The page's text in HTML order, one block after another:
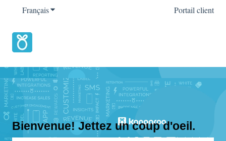
FrançaisAfficher le sous-menu pour les traductionsPortail client
Bienvenue! Jettez un coup d'oeil.